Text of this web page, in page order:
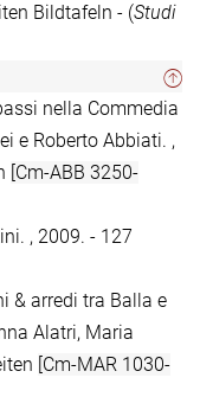
Bildtafeln - (Studi
nella Commedia
e Roberto Abbiati. ,
[Cm-ABB 3250-
, 2009. - 127
& arredi tra Balla e
Alatri, Maria
[Cm-MAR 1030-